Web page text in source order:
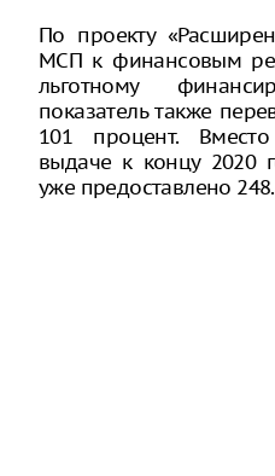
По проекту
МСП к финансовым
льготному
показатель также
101 процент.
выдаче к концу 2020
уже предоставлено 248.